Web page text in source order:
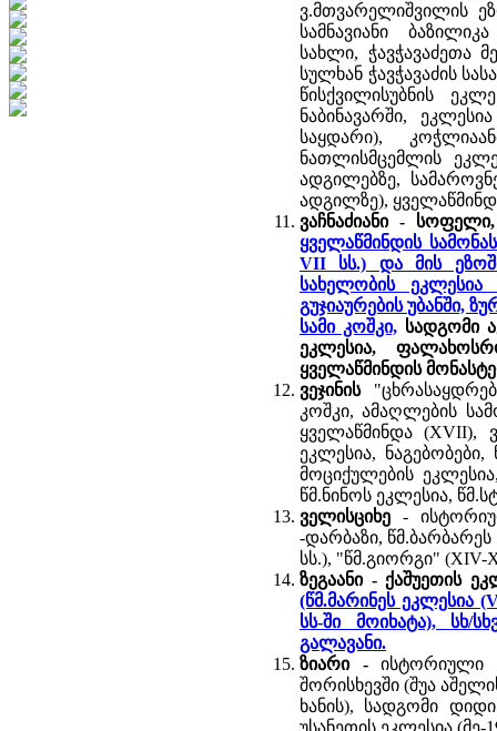
ვ.მთვარელიშვილის
სამნავიანი
სახლი, ჭავჭავაძეთა
სულხან ჭავჭავაძის
წისქვილისუბნის
ნაბინავარში,
საყდარი),
ნათლისმცემლის
ადგილებზე,
ადგილზე),
ვაჩნაძიანი - სოფელი,
ყველაწმინდის
VII სს.) და მის
სახელობის
გუჯიაურების უბანში,
სამი კოშკი, სადგომი
ეკლესია,
ყველაწმინდის
ვეჯინის
კოშკი, ამაღლების
ყველაწმინდა (XVII),
ეკლესია,
მოციქულების
წმ.ნინოს ეკლესია,
ველისციხე -
-დარბაზი,
სს.), "წმ.გიორგი" (XIV-
ზეგაანი - ქაშუეთის
(წმ.მარინეს ეკლესია
სს-ში მოიხატა), სხ/
გალავანი.
ზიარი -ისტორიული
შორისხევში (შუა
ხანის), სადგომი
უსანეთის ეკლესია (მე-